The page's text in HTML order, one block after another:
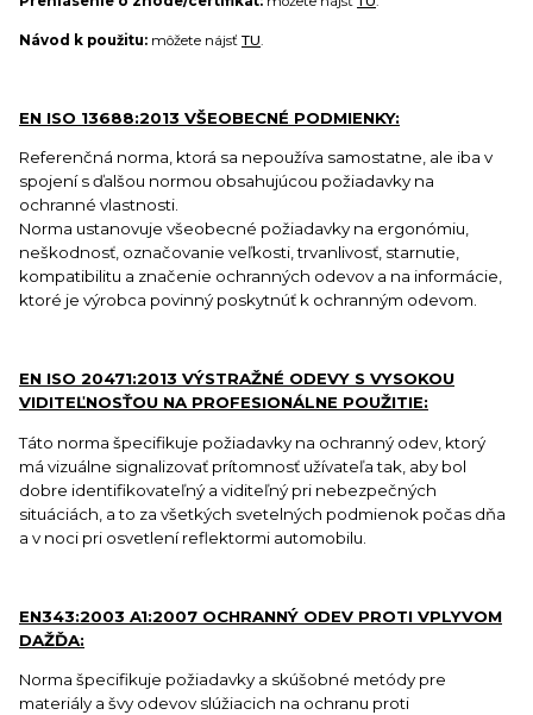
Návod k použitu: môžete nájsť TU.
EN ISO 13688:2013 VŠEOBECNÉ PODMIENKY:
Referenčná norma, ktorá sa nepoužíva samostatne, ale iba v
spojení s ďalšou normou obsahujúcou požiadavky na
ochranné vlastnosti.
Norma ustanovuje všeobecné požiadavky na ergonómiu,
neškodnosť, označovanie veľkosti, trvanlivosť, starnutie,
kompatibilitu a značenie ochranných odevov a na informácie,
ktoré je výrobca povinný poskytnúť k ochranným odevom.
EN ISO 20471:2013 VÝSTRAŽNÉ ODEVY S VYSOKOU
VIDITEĽNOSŤOU NA PROFESIONÁLNE POUŽITIE:
Táto norma špecifikuje požiadavky na ochranný odev, ktorý
má vizuálne signalizovať prítomnosť užívateľa tak, aby bol
dobre identifikovateľný a viditeľný pri nebezpečných
situáciách, a to za všetkých svetelných podmienok počas dňa
a v noci pri osvetlení reflektormi automobilu.
EN343:2003 A1:2007 OCHRANNÝ ODEV PROTI VPLYVOM
DAŽĎA:
Norma špecifikuje požiadavky a skúšobné metódy pre
materiály a švy odevov slúžiacich na ochranu proti